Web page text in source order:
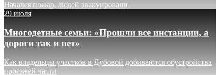
Начался пожар, людей эвакуировали
29 июля
Многодетные семьи: «Прошли все инстанции, а
дороги так и нет»
Как владельцы участков в Дубовой добиваются обустройства
проезжей части